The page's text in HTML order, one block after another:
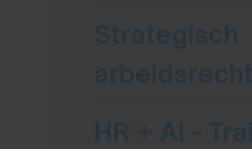
HR + AI -